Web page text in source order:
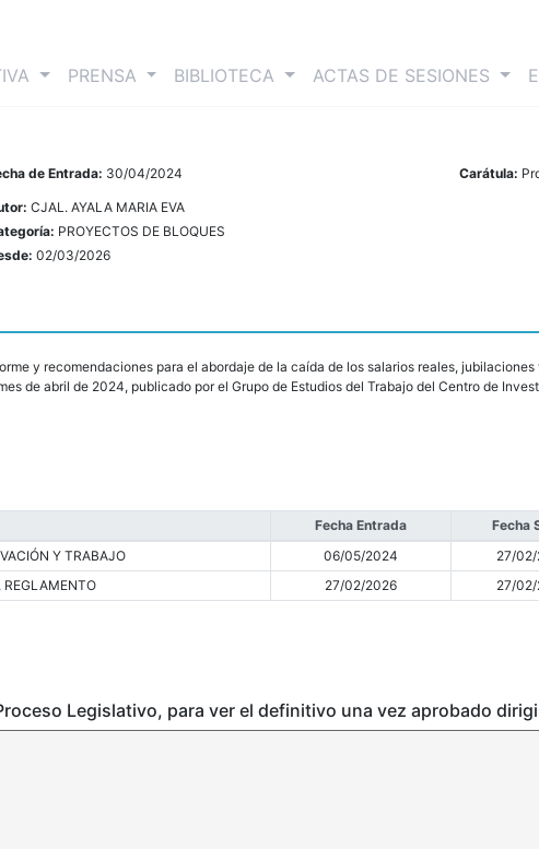
PRENSA BIBLIOTECA ACTAS DE SESIONES
de Entrada: 30/04/2024 Carátula:
CJAL. AYALA MARIA EVA
PROYECTOS DE BLOQUES
02/03/2026
y recomendaciones para el abordaje de la caída de los salarios reales,
de abril de 2024, publicado por el Grupo de Estudios del Trabajo del Centro de
Fecha Entrada Fecha
Y TRABAJO 06/05/2024 27/
REGLAMENTO 27/02/2026 27/
Legislativo, para ver el definitivo una vez aprobado